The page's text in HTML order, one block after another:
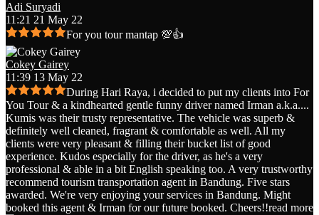
Adi Suryadi
11:21 21 May 22
For you tour mantap 💯👍
Cokey Gairey
11:39 13 May 22
During Hari Raya, i decided to put my clients into For
You Tour & a kindhearted gentle funny driver named Irman a.k.a....
Kumis was their trusty representative. The vehicle was superb &
definitely well cleaned, fragrant & comfortable as well. All my
clients were very pleasant & filling their bucket list of good
experience. Kudos especially for the driver, as he's a very
professional & able in a bit English speaking too. A very trustworthy
recommend tourism transportation agent in Bandung. Five stars
awarded. We're very enjoying your services in Bandung. Might
booked this agent & Irman for our future booked. Cheers!!read more